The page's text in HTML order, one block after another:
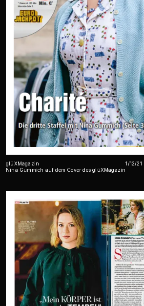
glüXMagazin
Nina Gummich auf dem Cover des glüXMagazin
1/12/21